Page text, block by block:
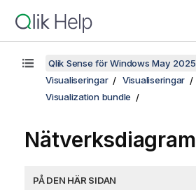
Qlik Sense för Windows May 2025
Visualiseringar
Visualiseringar
Visualization bundle
Nätverksdiagram
PÅ DEN HÄR SIDAN